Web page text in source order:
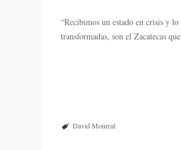
“Recibimos un estado en crisis y
transformadas, son el Zacatecas
David Monreal